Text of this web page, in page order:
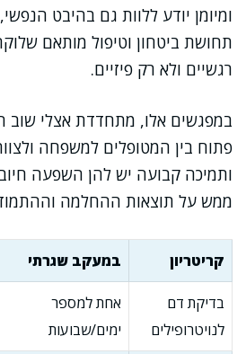
ומיומן יודע ללוות גם בהיבט
תחושת ביטחון וטיפול מותאם
רגשיים ולא רק פיזיים.
במפגשים אלו, מתחדדת אצלי שוב
פתוח בין המטופלים למשפחה
ותמיכה קבועה יש להן השפעה
ממש על תוצאות ההחלמה
קריטריון במעקב שגרתי
בדיקת דם
לנויטרופילים
אחת למספר
ימים/שבועות